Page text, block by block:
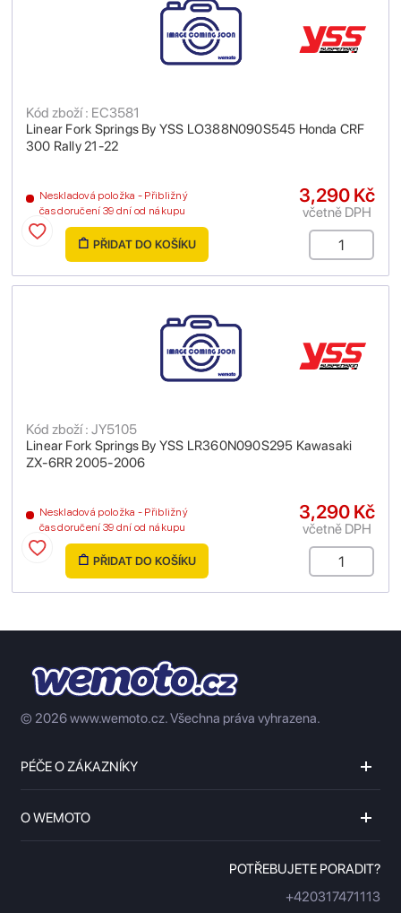
Linear Fork Springs By YSS LO388N090S545 Honda CRF
300 Rally 21-22
Kód zboží : EC3581
Neskladová položka - Přibližný
čas doručení 39 dní od nákupu
3,290 Kč
včetně DPH
PŘIDAT DO KOŠÍKU
Linear Fork Springs By YSS LR360N090S295 Kawasaki
ZX-6RR 2005-2006
Kód zboží : JY5105
Neskladová položka - Přibližný
čas doručení 39 dní od nákupu
3,290 Kč
včetně DPH
PŘIDAT DO KOŠÍKU
© 2026 www.wemoto.cz.Všechna práva vyhrazena.
PÉČE O ZÁKAZNÍKY
O WEMOTO
POTŘEBUJETE PORADIT?
+420317471113